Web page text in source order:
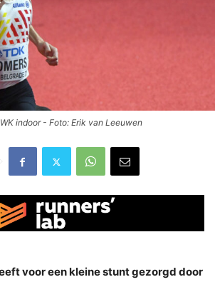
indoor - Foto: Erik van Leeuwen
voor een kleine stunt gezorgd door